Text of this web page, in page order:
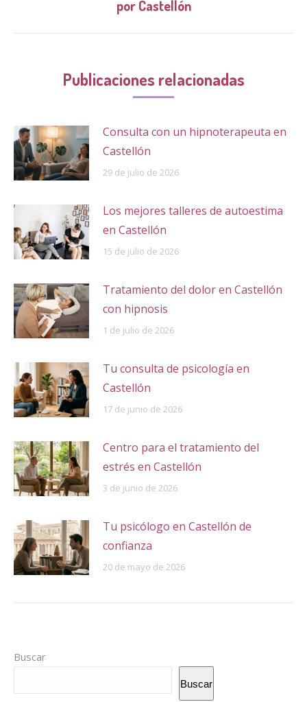
siguiente:
por Castellón
Publicaciones relacionadas
Consulta con un hipnoterapeuta en
Castellón
29 de julio de 2026
Los mejores talleres de autoestima
en Castellón
15 de julio de 2026
Tratamiento del dolor en Castellón
con hipnosis
1 de julio de 2026
Tu consulta de psicología en
Castellón
17 de junio de 2026
Centro para el tratamiento del
estrés en Castellón
3 de junio de 2026
Tu psicólogo en Castellón de
confianza
20 de mayo de 2026
Buscar
Buscar